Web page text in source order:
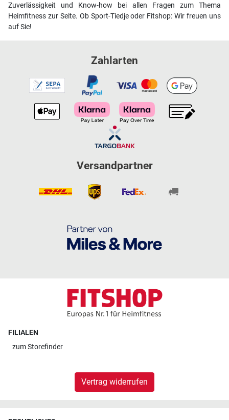
Zuverlässigkeit und Know-how bei allen Fragen zum Thema
Heimfitness zur Seite. Ob Sport-Tiedje oder Fitshop: Wir freuen uns
auf Sie!
Zahlarten
Versandpartner
FILIALEN
zumStorefinder
Vertrag widerrufen